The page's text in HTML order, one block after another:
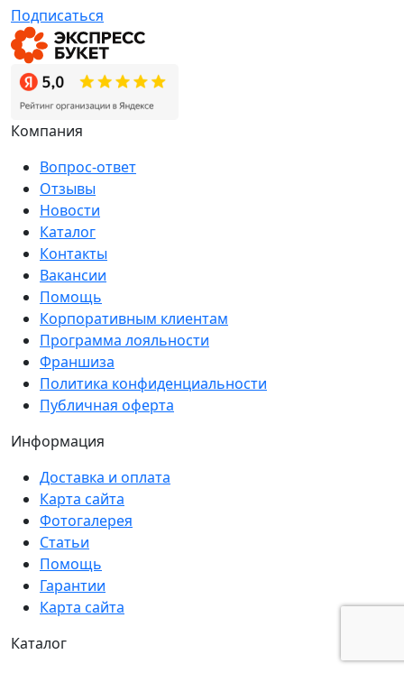
Подписаться
Компания
Вопрос-ответ
Отзывы
Новости
Каталог
Контакты
Вакансии
Помощь
Корпоративным клиентам
Программа лояльности
Франшиза
Политика конфиденциальности
Публичная оферта
Информация
Доставка и оплата
Карта сайта
Фотогалерея
Статьи
Помощь
Гарантии
Карта сайта
Каталог